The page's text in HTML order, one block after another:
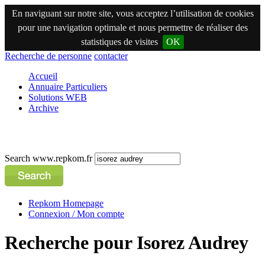
En naviguant sur notre site, vous acceptez l’utilisation de cookies
pour une navigation optimale et nous permettre de réaliser des
statistiques de visites
OK
Recherche de personne contacter
Accueil
Annuaire Particuliers
Solutions WEB
Archive
Search www.repkom.fr
Repkom Homepage
Connexion / Mon compte
Recherche pour Isorez Audrey